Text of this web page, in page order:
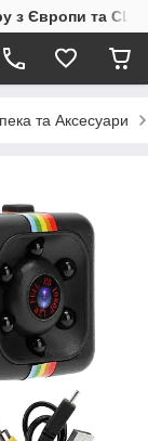
з Європи та
та Аксесуари